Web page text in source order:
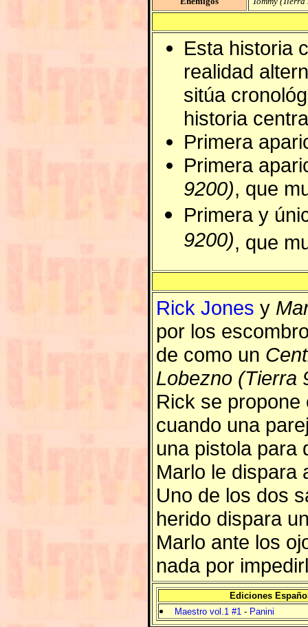
Esta historia
realidad
sitúa
historia
Primera
Primera
9200), que
Primera y
9200), que
Rick Jones y
por los
de como un
Lobezno (Tierra
Rick se
cuando una
una pistola para
Marlo le dispara
Uno de los dos
herido dispara
Marlo ante los
nada por
Ediciones
Maestro vol.1 #1 - Panini